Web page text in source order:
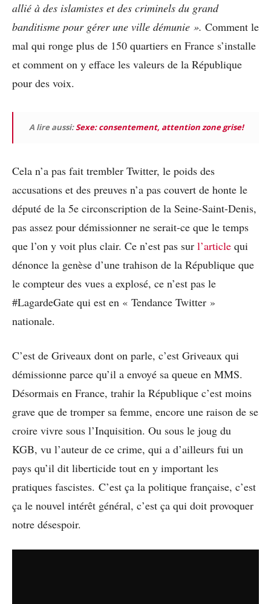
allié à des islamistes et des criminels du grand
banditisme pour gérer une ville démunie ». Comment le
mal qui ronge plus de 150 quartiers en France s’installe
et comment on y efface les valeurs de la République
pour des voix.
A lire aussi:Sexe: consentement, attention zone grise!
Cela n’a pas fait trembler Twitter, le poids des
accusations et des preuves n’a pas couvert de honte le
député de la 5e circonscription de la Seine-Saint-Denis,
pas assez pour démissionner ne serait-ce que le temps
que l’on y voit plus clair. Ce n’est pas sur l’article qui
dénonce la genèse d’une trahison de la République que
le compteur des vues a explosé, ce n’est pas le
#LagardeGate qui est en « Tendance Twitter »
nationale.
C’est de Griveaux dont on parle, c’est Griveaux qui
démissionne parce qu’il a envoyé sa queue en MMS.
Désormais en France, trahir la République c’est moins
grave que de tromper sa femme, encore une raison de se
croire vivre sous l’Inquisition. Ou sous le joug du
KGB, vu l’auteur de ce crime, qui a d’ailleurs fui un
pays qu’il dit liberticide tout en y important les
pratiques fascistes. C’est ça la politique française, c’est
ça le nouvel intérêt général, c’est ça qui doit provoquer
notre désespoir.